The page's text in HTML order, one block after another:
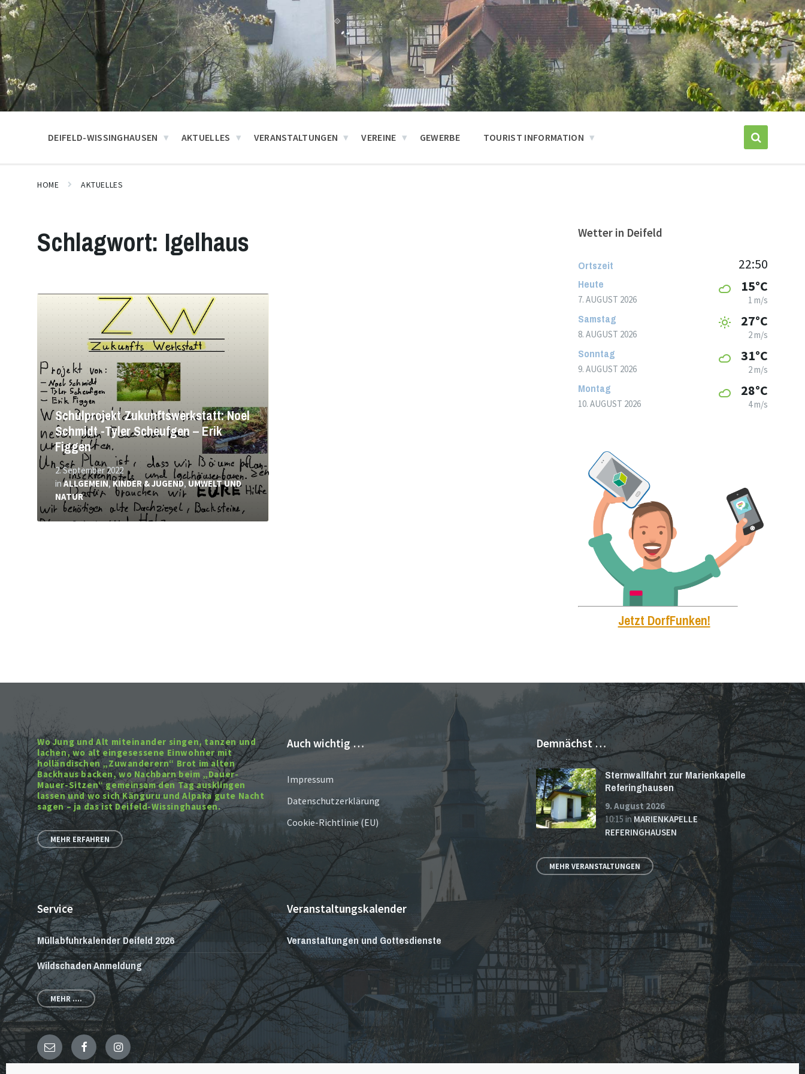
DEIFELD-WISSINGHAUSEN AKTUELLES VERANSTALTUNGEN VEREINE GEWERBE TOURIST INFORMATION
HOME AKTUELLES
Schlagwort: Igelhaus
Schulprojekt Zukunftswerkstatt: Noel
Schmidt -Tyler Scheufgen – Erik
Figgen
2. September 2022
inALLGEMEIN,KINDER & JUGEND,UMWELT UND
NATUR
Mehr
Wetter in Deifeld
Ortszeit 22:50
Heute
7. AUGUST 2026
15°C
1 m/s
Samstag
8. AUGUST 2026
27°C
2 m/s
Sonntag
9. AUGUST 2026
31°C
2 m/s
Montag
10. AUGUST 2026
28°C
4 m/s
Jetzt DorfFunken!
Wo Jung und Alt miteinander singen, tanzen und
lachen, wo alt eingesessene Einwohner mit
holländischen „Zuwanderern“ Brot im alten
Backhaus backen, wo Nachbarn beim „Dauer-
Mauer-Sitzen“ gemeinsam den Tag ausklingen
lassen und wo sich Känguru und Alpaka gute Nacht
sagen – ja das ist Deifeld-Wissinghausen.
MEHR ERFAHREN
Auch wichtig …
Impressum
Datenschutzerklärung
Cookie-Richtlinie (EU)
Demnächst …
Sternwallfahrt zur Marienkapelle
Referinghausen
9. August 2026
10:15inMARIENKAPELLE
REFERINGHAUSEN
MEHR VERANSTALTUNGEN
Service
Müllabfuhrkalender Deifeld 2026
Wildschaden Anmeldung
MEHR ....
Veranstaltungskalender
Veranstaltungen und Gottesdienste
E- FacebookInstagram